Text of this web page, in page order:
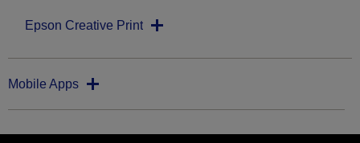
Epson Creative Print
Mobile Apps